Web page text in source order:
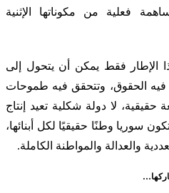
فعلية من مكوناتها الإثنية
الإطار فقط يمكن أن يتحول إلى
الحقوق، وتتحقق فيه طموحات
لا دولة شكلية تعيد إنتاج
سوريا وطنًا حقيقيًا لكل أبنائها،
والعدالة والمواطنة الكاملة.